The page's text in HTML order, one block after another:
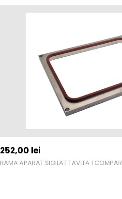
252,00 lei
RAMA APARAT SIGILAT TAVITA 1